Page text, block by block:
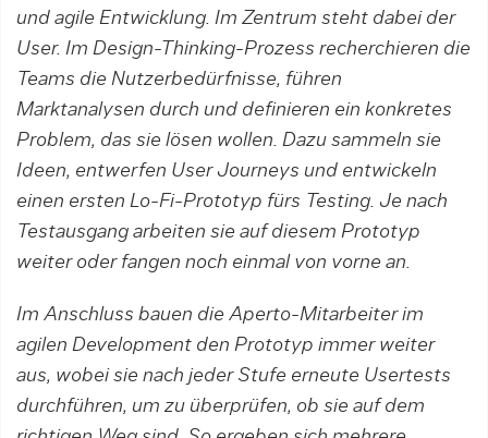
und agile Entwicklung. Im Zentrum steht dabei der
User. Im Design-Thinking-Prozess recherchieren die
Teams die Nutzerbedürfnisse, führen
Marktanalysen durch und definieren ein konkretes
Problem, das sie lösen wollen. Dazu sammeln sie
Ideen, entwerfen User Journeys und entwickeln
einen ersten Lo-Fi-Prototyp fürs Testing. Je nach
Testausgang arbeiten sie auf diesem Prototyp
weiter oder fangen noch einmal von vorne an.
Im Anschluss bauen die Aperto-Mitarbeiter im
agilen Development den Prototyp immer weiter
aus, wobei sie nach jeder Stufe erneute Usertests
durchführen, um zu überprüfen, ob sie auf dem